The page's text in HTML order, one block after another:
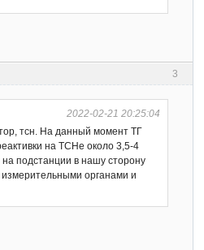
3
2022-02-21 20:25:04
тсн. На данный момент ТГ
на ТСНе около 3,5-4
подстанции в нашу сторону
органами и